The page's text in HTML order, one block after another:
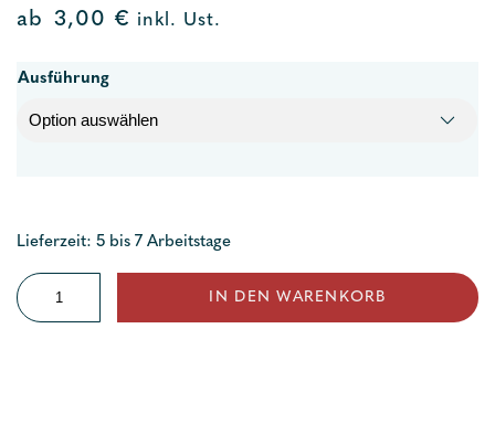
ab 3,00 € inkl. Ust.
Ausführung
Lieferzeit: 5 bis 7 Arbeitstage
Niroflachstahlschäkel
gedrehte
IN DEN WARENKORB